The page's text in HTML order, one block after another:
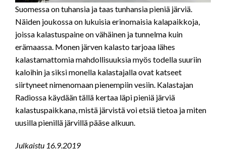
Suomessa on tuhansia ja taas tunhansia pieniä järviä.
Näiden joukossa on lukuisia erinomaisia kalapaikkoja,
joissa kalastuspaine on vähäinen ja tunnelma kuin
erämaassa. Monen järven kalasto tarjoaa lähes
kalastamattomia mahdollisuuksia myös todella suuriin
kaloihin ja siksi monella kalastajalla ovat katseet
siirtyneet nimenomaan pienempiin vesiin. Kalastajan
Radiossa käydään tällä kertaa läpi pieniä järviä
kalastuspaikkana, mistä järvistä voi etsiä tietoa ja miten
uusilla pienillä järvillä pääse alkuun.
Julkaistu 16.9.2019